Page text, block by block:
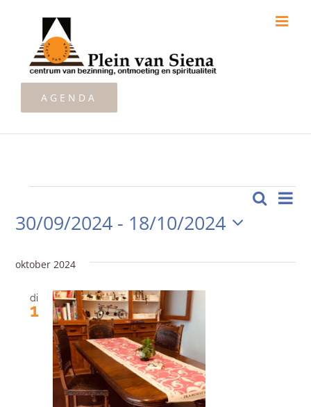
AGENDA
Evenementen
en
Zoeken
Lijst
30/09/2024 - 18/10/2024
een
oktober 2024
di
1